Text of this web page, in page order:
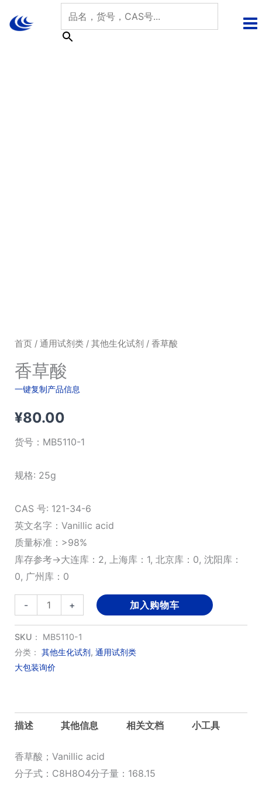
首页/ 通用试剂类/ 其他生化试剂 / 香草酸
香草酸
一键复制产品信息
¥80.00
货号： MB5110-1
规格: 25g
CAS 号: 121-34-6
英文名字：Vanillic acid
质量标准：>98%
库存参考→大连库：2, 上海库：1, 北京库：0, 沈阳库：
0, 广州库：0
-
草
酸
数
量
+ 加入购物车
SKU： MB5110-1
分类： 其他生化试剂 , 通用试剂类
大包装询价
描述 其他信息 相关文档 小工具
香草酸；Vanillic acid
分子式：C8H8O4分子量：168.15